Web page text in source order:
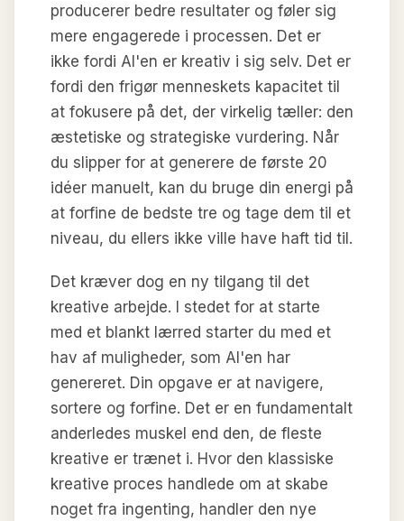
producerer bedre resultater og føler sig
mere engagerede i processen. Det er
ikke fordi AI'en er kreativ i sig selv. Det er
fordi den frigør menneskets kapacitet til
at fokusere på det, der virkelig tæller: den
æstetiske og strategiske vurdering. Når
du slipper for at generere de første 20
idéer manuelt, kan du bruge din energi på
at forfine de bedste tre og tage dem til et
niveau, du ellers ikke ville have haft tid til.
Det kræver dog en ny tilgang til det
kreative arbejde. I stedet for at starte
med et blankt lærred starter du med et
hav af muligheder, som AI'en har
genereret. Din opgave er at navigere,
sortere og forfine. Det er en fundamentalt
anderledes muskel end den, de fleste
kreative er trænet i. Hvor den klassiske
kreative proces handlede om at skabe
noget fra ingenting, handler den nye